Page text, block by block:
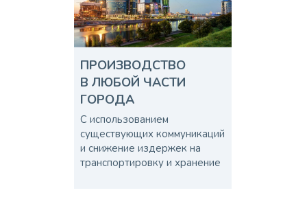
ПРОИЗВОДСТВО
В ЛЮБОЙ ЧАСТИ
ГОРОДА
С использованием
существующих коммуникаций
и снижение издержек на
транспортировку и хранение